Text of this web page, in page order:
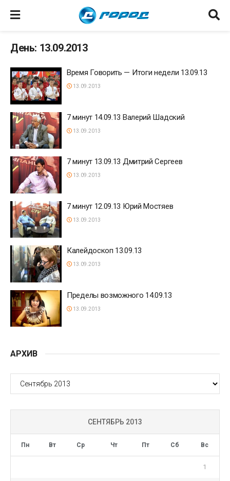
День: 13.09.2013
Время Говорить — Итоги недели 13.09.13
13.09.2013
7 минут 14.09.13 Валерий Шадский
13.09.2013
7 минут 13.09.13 Дмитрий Сергеев
13.09.2013
7 минут 12.09.13 Юрий Мостяев
13.09.2013
Калейдоскоп 13.09.13
13.09.2013
Пределы возможного 14.09.13
13.09.2013
АРХИВ
АРХИВ
СЕНТЯБРЬ 2013
Пн Вт Ср Чт Пт Сб Вс
1